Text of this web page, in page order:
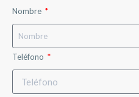
Nombre
Teléfono